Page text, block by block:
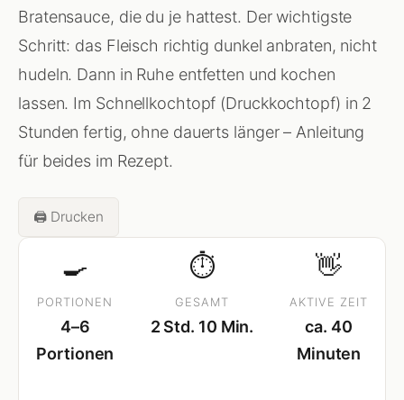
Bratensauce, die du je hattest. Der wichtigste
Schritt: das Fleisch richtig dunkel anbraten, nicht
hudeln. Dann in Ruhe entfetten und kochen
lassen. Im Schnellkochtopf (Druckkochtopf) in 2
Stunden fertig, ohne dauerts länger – Anleitung
für beides im Rezept.
🖨️ Drucken
🍳
PORTIONEN
4–6
Portionen
⏱
GESAMT
2 Std. 10 Min.
👋
AKTIVE ZEIT
ca. 40
Minuten